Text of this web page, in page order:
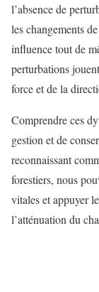
l’absence de
les changements
influence tout de
perturbations
force et de la
Comprendre ces
gestion et de
reconnaissant
forestiers, nous
vitales et appuyer
l’atténuation du